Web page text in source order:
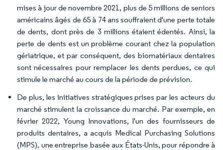
mises à jour de novembre 2021, plus de 5 millions de seniors
américains âgés de 65 à 74 ans souffraient d'une perte totale
de dents, dont près de 3 millions étaient édentés. Ainsi, la
perte de dents est un problème courant chez la population
gériatrique, et par conséquent, des biomatériaux dentaires
sont nécessaires pour remplacer les dents perdues, ce qui
stimule le marché au cours de la période de prévision.
De plus, les initiatives stratégiques prises par les acteurs du
marché stimulent la croissance du marché. Par exemple, en
février 2022, Young Innovations, l'un des fournisseurs de
produits dentaires, a acquis Medical Purchasing Solutions
(MPS), une entreprise basée aux États-Unis, pour répondre à